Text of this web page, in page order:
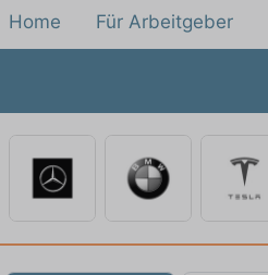
Home Für Arbeitgeber